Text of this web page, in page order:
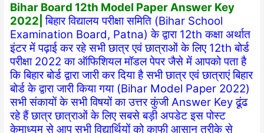
Bihar Board 12th Model Paper Answer Key
2022|बिहार विद्यालय परीक्षा समिति (Bihar School
Examination Board, Patna) के द्वारा 12th कक्षा अर्थात
इंटर में पढ़ाई कर रहे सभी छात्र एवं छात्राओं के लिए 12th बोर्ड
परीक्षा 2022 का ऑफिशियल मॉडल पेपर जैसे में आपको पता है
कि बिहार बोर्ड द्वारा जारी कर दिया है सभी छात्र एवं छात्राएं बिहार
बोर्ड के द्वारा जारी किया गया (Bihar Model Paper 2022)
सभी संकायों के सभी विषयों का उत्तर कुंजी Answer Key ढूंढ
रहे हैं छात्र छात्राओं के लिए सबसे बड़ी अपडेट इस पोस्ट
केमाध्यम से आप सभी विद्यार्थियों को काफी आसान तरीके से